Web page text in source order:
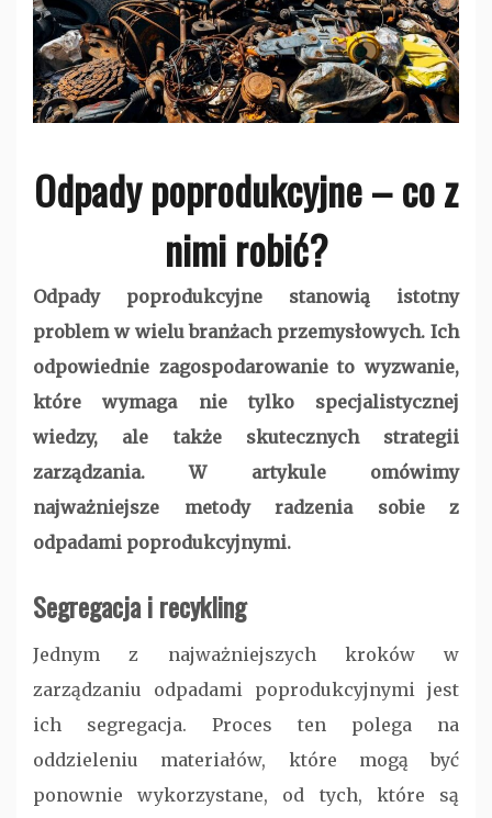
Odpady poprodukcyjne – co z
nimi robić?
Odpady poprodukcyjne stanowią istotny
problem w wielu branżach przemysłowych. Ich
odpowiednie zagospodarowanie to wyzwanie,
które wymaga nie tylko specjalistycznej
wiedzy, ale także skutecznych strategii
zarządzania. W artykule omówimy
najważniejsze metody radzenia sobie z
odpadami poprodukcyjnymi.
Segregacja i recykling
Jednym z najważniejszych kroków w
zarządzaniu odpadami poprodukcyjnymi jest
ich segregacja. Proces ten polega na
oddzieleniu materiałów, które mogą być
ponownie wykorzystane, od tych, które są